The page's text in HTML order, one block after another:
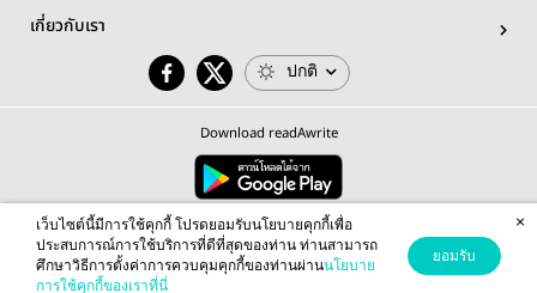
เกี่ยวกับเรา
ปกติ
Download readAwrite
© 2026 readAwrite.com by MEB Corporation Public Company Limited
This site is protected by reCAPTCHA and the Google Privacy Policy Terms of Serviceapply.
เว็บไซต์นี้มีการใช้คุกกี้ โปรดยอมรับนโยบายคุกกี้เพื่อ
ประสบการณ์การใช้บริการที่ดีที่สุดของท่าน ท่านสามารถ
ศึกษาวิธีการตั้งค่าการควบคุมคุกกี้ของท่านผ่านนโยบาย
การใช้คุกกี้ของเราที่นี่
ยอมรับ
×